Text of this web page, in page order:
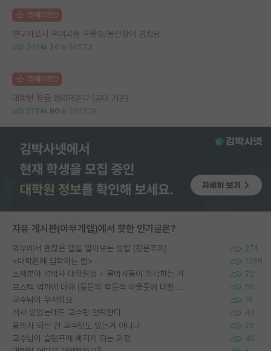
명예의전당
연구자로서 우여곡절 우울증/불안장애 경험담
342 24 69573
명예의전당
대학원 월급 정리해준다 (공대 기준)
275 90 286529
자유 게시판(아무개랩)에서 핫한 인기글은?
외부에서 괜찮은 랩을 알아보는 방법 (장문주의) 274
<대학원에 입학하는 법> 1388
소재분야 석박사 대학원생 + 물박사들이 착각하는 거 72
포스텍 억까에 대해 (동문의 학문적 아웃풋에 대한 반박) 50
교수님이 무서워요 16
석사 받았는데도 교수랑 연락한다. 43
물박사 되는 건 교수탓도 있는거 아니냐 29
교수님이 슬럼프에 빠지게 되는 과정 40